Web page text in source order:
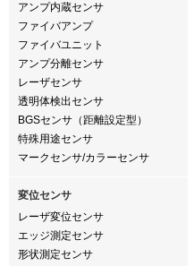
アンプ内蔵センサ
ファイバアンプ
ファイバユニット
アンプ分離センサ
レーザセンサ
透明体検出センサ
BGSセンサ（距離設定型）
特殊用途センサ
マークセンサ/カラーセンサ
変位センサ
レーザ変位センサ
エッジ測定センサ
形状測定センサ